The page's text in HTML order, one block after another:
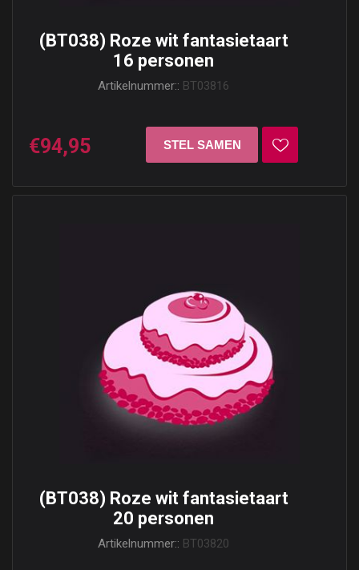
(BT038) Roze wit fantasietaart
16 personen
Artikelnummer:: BT03816
€94,95
(BT038) Roze wit fantasietaart
20 personen
Artikelnummer:: BT03820